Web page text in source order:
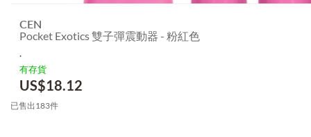
CEN
Pocket Exotics 雙子彈震動器 - 粉紅色
.
有存貨
US$18.12
已售出183件